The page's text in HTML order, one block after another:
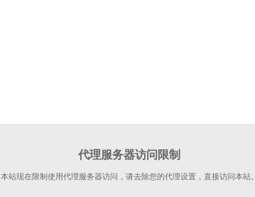
代理服务器访问限制
本站现在限制使用代理服务器访问，请去除您的代理设置，直接访问本站。